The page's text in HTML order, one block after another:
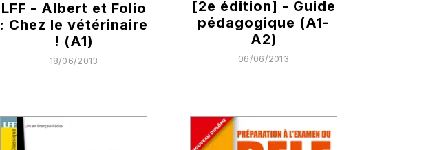
LFF - Albert et Folio
: Chez le vétérinaire
! (A1)
18/06/2013
[2e édition] - Guide
pédagogique (A1-
A2)
06/06/2013